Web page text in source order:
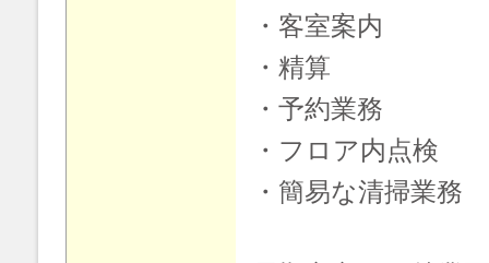
・客室案内
・精算
・予約業務
・フロア内点検
・簡易な清掃業務